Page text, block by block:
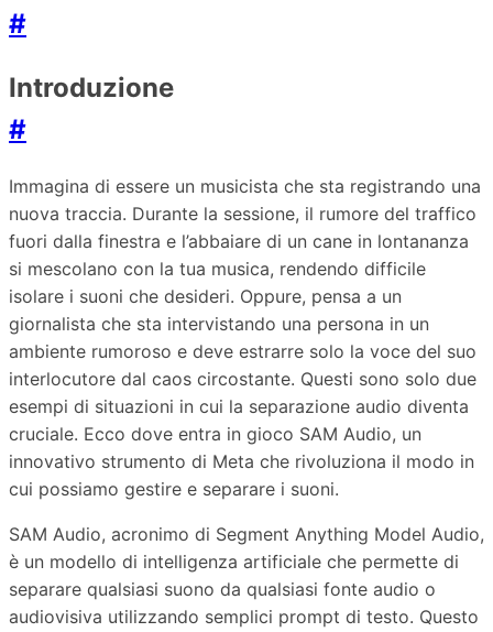
#
Introduzione
#
Immagina di essere un musicista che sta registrando una
nuova traccia. Durante la sessione, il rumore del traffico
fuori dalla finestra e l’abbaiare di un cane in lontananza
si mescolano con la tua musica, rendendo difficile
isolare i suoni che desideri. Oppure, pensa a un
giornalista che sta intervistando una persona in un
ambiente rumoroso e deve estrarre solo la voce del suo
interlocutore dal caos circostante. Questi sono solo due
esempi di situazioni in cui la separazione audio diventa
cruciale. Ecco dove entra in gioco SAM Audio, un
innovativo strumento di Meta che rivoluziona il modo in
cui possiamo gestire e separare i suoni.
SAM Audio, acronimo di Segment Anything Model Audio,
è un modello di intelligenza artificiale che permette di
separare qualsiasi suono da qualsiasi fonte audio o
audiovisiva utilizzando semplici prompt di testo. Questo